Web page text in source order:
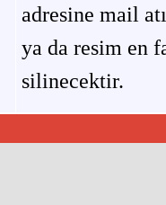
adresine mail
ya da resim en
silinecektir.